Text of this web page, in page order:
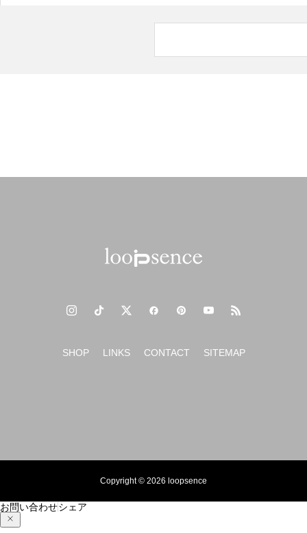
SHOP LINKS CONTACT SITEMAP
Copyright © 2026 loopsence
お問い合わせシェア